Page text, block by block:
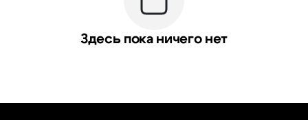
Здесь пока ничего нет